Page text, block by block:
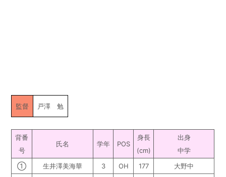
監督 戸澤 勉
背番
号
氏名 学年 POS
身長
(cm)
出身
中学
①
生井澤美海華 3 OH 177
大野中